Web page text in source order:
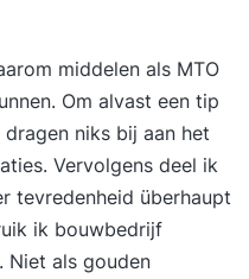
middelen als MTO
Om alvast een tip
niks bij aan het
Vervolgens deel ik
tevredenheid überhaupt
ik bouwbedrijf
Niet als gouden